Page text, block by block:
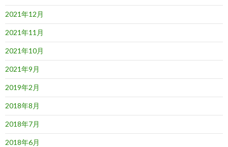
2021年12月
2021年11月
2021年10月
2021年9月
2019年2月
2018年8月
2018年7月
2018年6月